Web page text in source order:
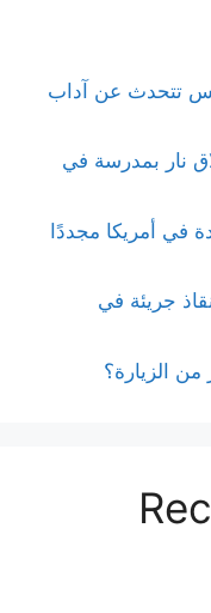
تتحدث عن آداب
في إطلاق نار بمدرسة في
في أمريكا مجددًا
جريئة في
من الزيارة؟